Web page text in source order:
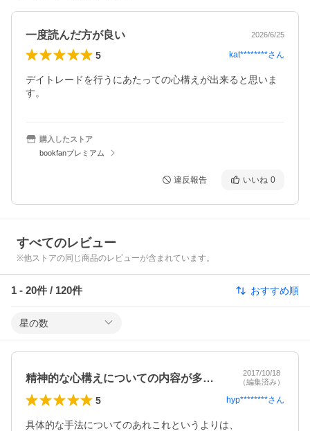
一度読んだ方が良い 2026/6/25
5 kat********さん
デイトレードを行うにあたっての心構えが出来ると思いま
す。
購入したストア
bookfanプレミアム
違反報告 いいね 0
すべてのレビュー
※他ストアの同じ商品のレビューが含まれています。
1 - 20件 / 120件 おすすめ順
星の数
精神的な心構えについての内容が多い。
2017/10/18
（編集済み）
5 hyp********さん
具体的な手法についてのあれこれというよりは、